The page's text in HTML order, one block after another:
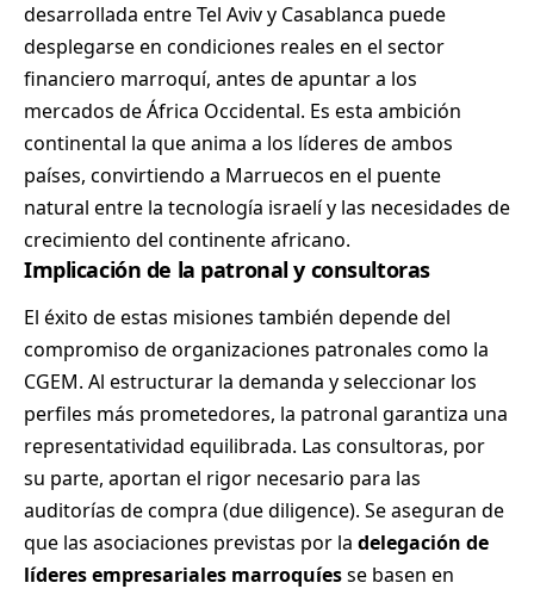
desarrollada entre Tel Aviv y Casablanca puede
desplegarse en condiciones reales en el sector
financiero marroquí, antes de apuntar a los
mercados de África Occidental. Es esta ambición
continental la que anima a los líderes de ambos
países, convirtiendo a Marruecos en el puente
natural entre la tecnología israelí y las necesidades de
crecimiento del continente africano.
Implicación de la patronal y consultoras
El éxito de estas misiones también depende del
compromiso de organizaciones patronales como la
CGEM. Al estructurar la demanda y seleccionar los
perfiles más prometedores, la patronal garantiza una
representatividad equilibrada. Las consultoras, por
su parte, aportan el rigor necesario para las
auditorías de compra (due diligence). Se aseguran de
que las asociaciones previstas por la delegación de
líderes empresariales marroquíesse basen en